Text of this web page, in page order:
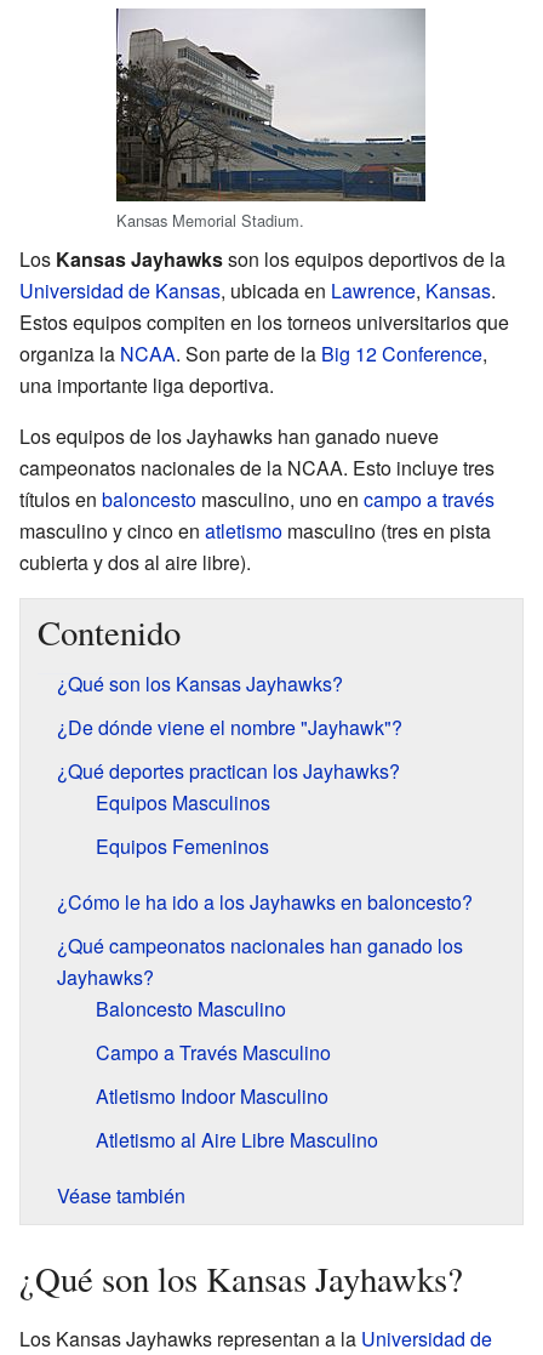
Kansas Memorial Stadium.
Los Kansas Jayhawksson los equipos deportivos de la
Universidad de Kansas, ubicada en Lawrence, Kansas.
Estos equipos compiten en los torneos universitarios que
organiza la NCAA. Son parte de la Big 12 Conference,
una importante liga deportiva.
Los equipos de los Jayhawks han ganado nueve
campeonatos nacionales de la NCAA. Esto incluye tres
títulos en baloncesto masculino, uno en campo a través
masculino y cinco en atletismo masculino (tres en pista
cubierta y dos al aire libre).
Contenido
¿Qué son los Kansas Jayhawks?
¿De dónde viene el nombre "Jayhawk"?
¿Qué deportes practican los Jayhawks?
Equipos Masculinos
Equipos Femeninos
¿Cómo le ha ido a los Jayhawks en baloncesto?
¿Qué campeonatos nacionales han ganado los
Jayhawks?
Baloncesto Masculino
Campo a Través Masculino
Atletismo Indoor Masculino
Atletismo al Aire Libre Masculino
Véase también
¿Qué son los Kansas Jayhawks?
Los Kansas Jayhawks representan a la Universidad de